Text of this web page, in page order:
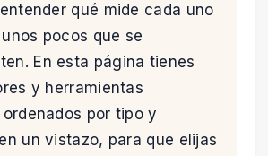
qué mide cada uno
pocos que se
En esta página tienes
y herramientas
por tipo y
un vistazo, para que elijas